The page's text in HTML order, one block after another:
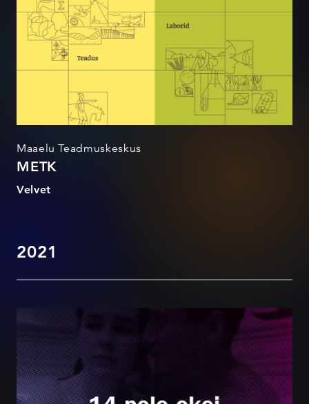
Maaelu Teadmuskeskus
METK
Velvet
2021
#14poleokei